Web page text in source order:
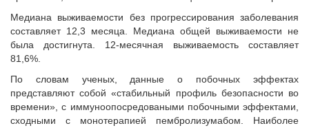
Медиана выживаемости без прогрессирования заболевания
составляет 12,3 месяца. Медиана общей выживаемости не
была достигнута. 12-месячная выживаемость составляет
81,6%.
По словам ученых, данные о побочных эффектах
представляют собой «стабильный профиль безопасности во
времени», с иммуноопосредоваными побочными эффектами,
сходными с монотерапией пембролизумабом. Наиболее